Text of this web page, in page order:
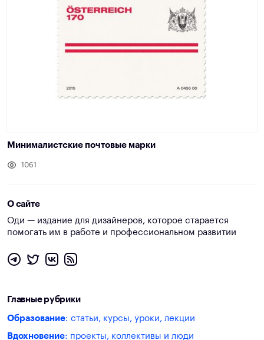
Минималистские почтовые марки
1061
О сайте
Оди — издание для дизайнеров, которое старается
помогать им в работе и профессиональном развитии
Главные рубрики
Образование: статьи, курсы, уроки, лекции
Вдохновение: проекты, коллективы и люди